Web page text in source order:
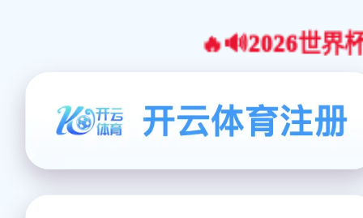
🔥🔊2026世界杯官网